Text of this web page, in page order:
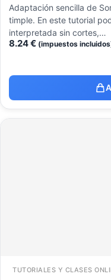
Adaptación sencilla de
timple. En este tutorial
interpretada sin cortes,…
8.24€ (impuestos
TUTORIALES Y CLASES